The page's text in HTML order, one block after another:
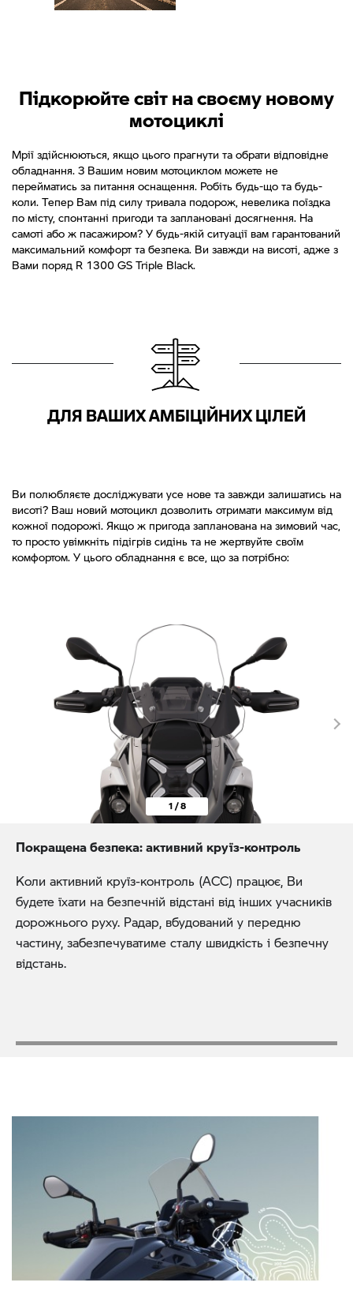
Підкорюйте світ на своєму новому
мотоциклі
Мрії здійснюються, якщо цього прагнути та обрати відповідне
обладнання. З Вашим новим мотоциклом можете не
перейматись за питання оснащення. Робіть будь-що та будь-
коли. Тепер Вам під силу тривала подорож, невелика поїздка
по місту, спонтанні пригоди та заплановані досягнення. На
самоті або ж пасажиром? У будь-якій ситуації вам гарантований
максимальний комфорт та безпека. Ви завжди на висоті, адже з
Вами поряд R 1300 GS Triple Black.
ДЛЯ ВАШИХ АМБІЦІЙНИХ ЦІЛЕЙ
Ви полюбляєте досліджувати усе нове та завжди залишатись на
висоті? Ваш новий мотоцикл дозволить отримати максимум від
кожної подорожі. Якщо ж пригода запланована на зимовий час,
то просто увімкніть підігрів сидінь та не жертвуйте своїм
комфортом. У цього обладнання є все, що за потрібно:
Покращена безпека: активний круїз-контроль
Коли активний круїз-контроль (ACC) працює, Ви
будете їхати на безпечній відстані від інших учасників
дорожнього руху. Радар, вбудований у передню
частину, забезпечуватиме сталу швидкість і безпечну
відстань.
1 / 8